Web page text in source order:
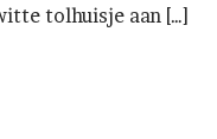
tolhuisje aan […]